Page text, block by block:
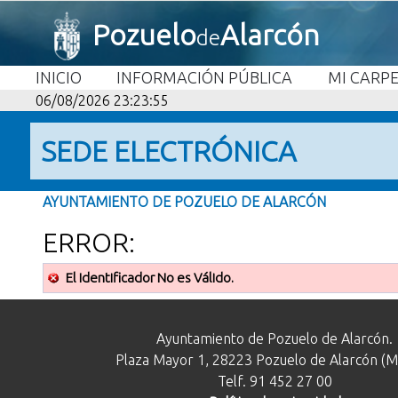
PozuelodeAlarcón
INICIO INFORMACIÓN PÚBLICA MI
06/08/2026 23:23:55
SEDE ELECTRÓNICA
AYUNTAMIENTO DE POZUELO DE ALARCÓN
ERROR:
El Identificador No es Válido.
Ayuntamiento de Pozuelo de Alarcón.
Plaza Mayor 1, 28223 Pozuelo de Alarcón
Telf. 91 452 27 00